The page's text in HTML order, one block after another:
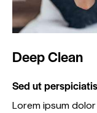
Deep Clean
Sed ut
Lorem ipsum